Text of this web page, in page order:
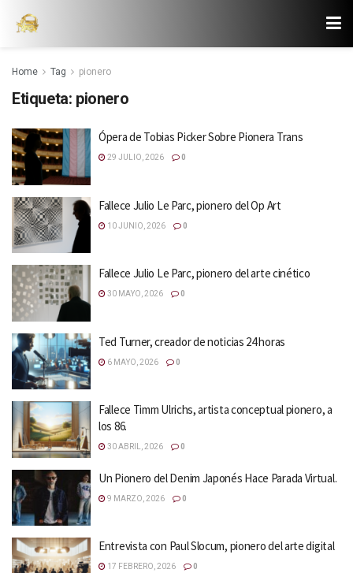
Home Tag pionero
Etiqueta: pionero
Ópera de Tobias Picker Sobre Pionera Trans
29 JULIO, 2026 0
Fallece Julio Le Parc, pionero del Op Art
10 JUNIO, 2026 0
Fallece Julio Le Parc, pionero del arte cinético
30 MAYO, 2026 0
Ted Turner, creador de noticias 24 horas
6 MAYO, 2026 0
Fallece Timm Ulrichs, artista conceptual pionero, a
los 86.
30 ABRIL, 2026 0
Un Pionero del Denim Japonés Hace Parada Virtual.
9 MARZO, 2026 0
Entrevista con Paul Slocum, pionero del arte digital
17 FEBRERO, 2026 0